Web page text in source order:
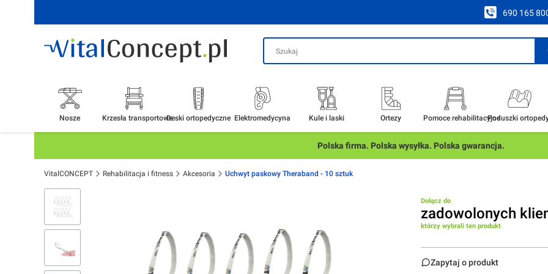
690 165
Nosze Krzesła transportoweDeski ortopedyczne Elektromedycyna Kule i laski Ortezy Pomoce rehabilitacyjnePoduszki
Polska firma. Polska wysyłka. Polska gwarancja.
VitalCONCEPT Rehabilitacja i fitness Akcesoria Uchwyt paskowy Theraband - 10 sztuk
Dołącz do
zadowolonych
którzy wybrali ten produkt
Zapytaj o produkt